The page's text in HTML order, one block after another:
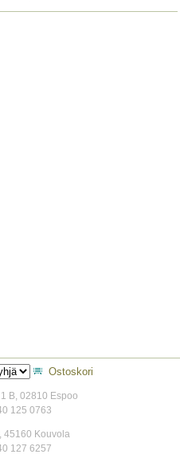
Ostoskori
B, 02810 Espoo
125 0763
45160 Kouvola
127 6257